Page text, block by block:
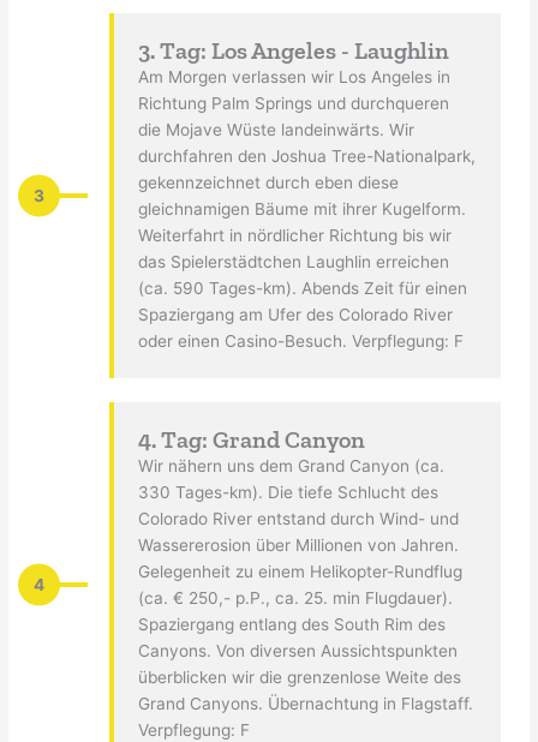
3
3. Tag: Los Angeles - Laughlin
Am Morgen verlassen wir Los Angeles in
Richtung Palm Springs und durchqueren
die Mojave Wüste landeinwärts. Wir
durchfahren den Joshua Tree-Nationalpark,
gekennzeichnet durch eben diese
gleichnamigen Bäume mit ihrer Kugelform.
Weiterfahrt in nördlicher Richtung bis wir
das Spielerstädtchen Laughlin erreichen
(ca. 590 Tages-km). Abends Zeit für einen
Spaziergang am Ufer des Colorado River
oder einen Casino-Besuch. Verpflegung: F
4
4. Tag: Grand Canyon
Wir nähern uns dem Grand Canyon (ca.
330 Tages-km). Die tiefe Schlucht des
Colorado River entstand durch Wind- und
Wassererosion über Millionen von Jahren.
Gelegenheit zu einem Helikopter-Rundflug
(ca. € 250,- p.P., ca. 25. min Flugdauer).
Spaziergang entlang des South Rim des
Canyons. Von diversen Aussichtspunkten
überblicken wir die grenzenlose Weite des
Grand Canyons. Übernachtung in Flagstaff.
Verpflegung: F